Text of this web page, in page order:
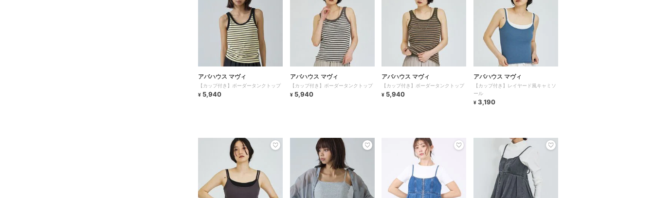
アバハウス マヴィ
【カップ付き】ボーダータンクトップ
¥ 5,940
アバハウス マヴィ
【カップ付き】ボーダータンクトップ
¥ 5,940
アバハウス マヴィ
【カップ付き】ボーダータンクトップ
¥ 5,940
アバハウス マヴィ
【カップ付き】レイヤード風キャミソ
ール
¥ 3,190